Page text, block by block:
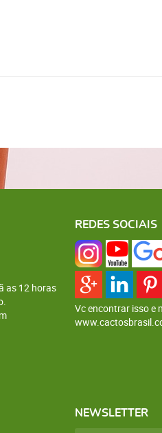
as 12 horas
REDES SOCIAIS
Vc encontrar isso e
NEWSLETTER